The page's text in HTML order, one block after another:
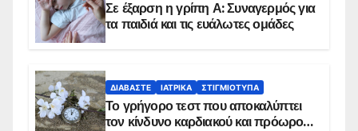
Σε έξαρση η γρίπη Α: Συναγερμός για
τα παιδιά και τις ευάλωτες ομάδες
ΔΙΑΒΆΣΤΕ ΙΑΤΡΙΚΆ ΣΤΙΓΜΙΌΤΥΠΑ
Το γρήγορο τεστ που αποκαλύπτει
τον κίνδυνο καρδιακού και πρόωρου